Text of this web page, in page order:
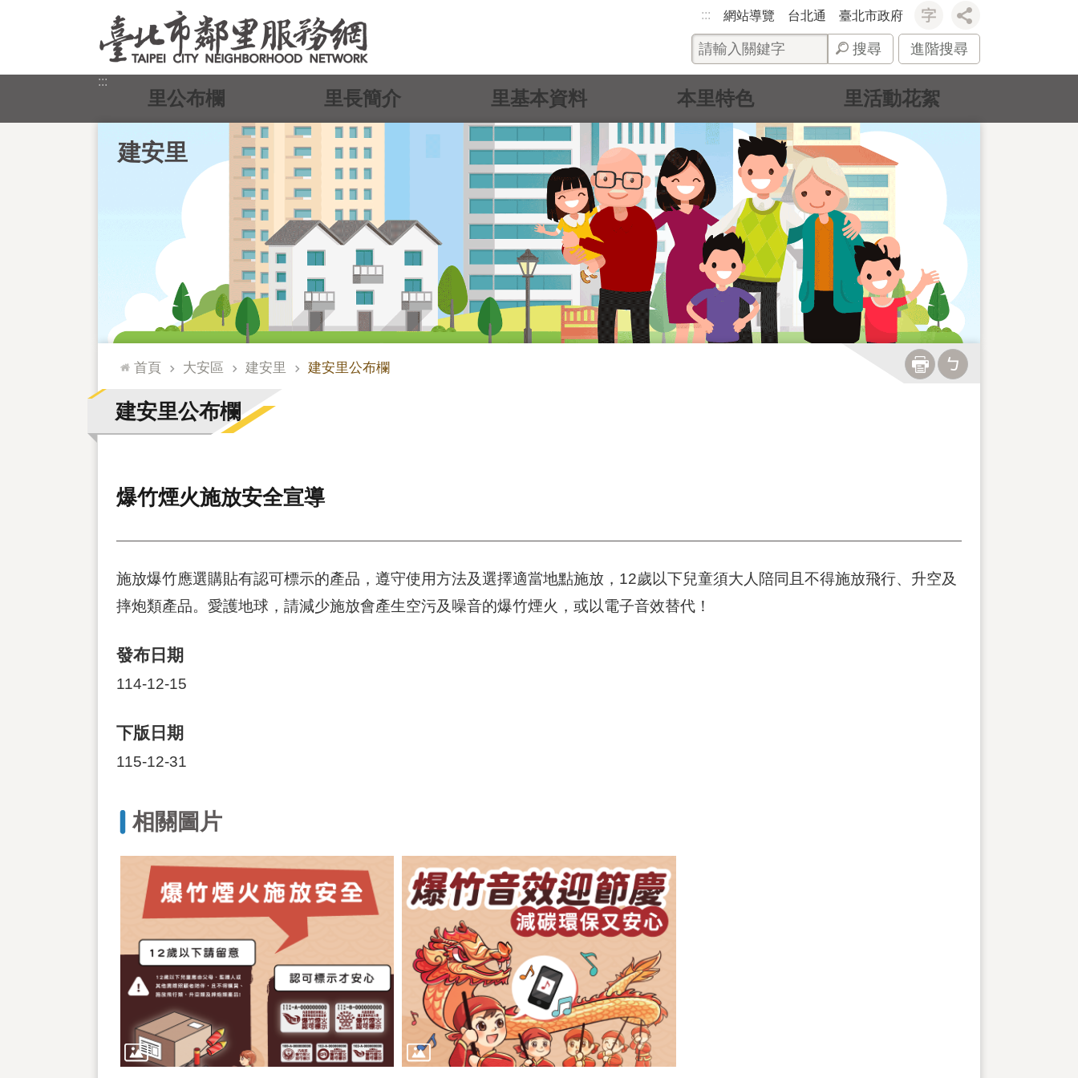
::: 網站導覽 台北通 臺北市政府
搜尋 進階搜尋
:::
建安里
里公布欄 里長簡介 里基本資料 本里特色 里活動花絮
::: 首頁 大安區 建安里 建安里公布欄
建安里公布欄
爆竹煙火施放安全宣導
施放爆竹應選購貼有認可標示的產品，遵守使用方法及選擇適當地點施放，12歲以下兒童須大人陪同且不得施放飛行、升空及
摔炮類產品。愛護地球，請減少施放會產生空污及噪音的爆竹煙火，或以電子音效替代！
發布日期
114-12-15
下版日期
115-12-31
相關圖片